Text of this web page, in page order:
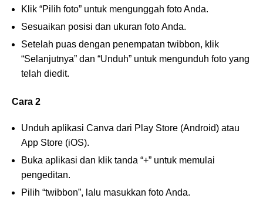
Klik “Pilih foto” untuk mengunggah foto Anda.
Sesuaikan posisi dan ukuran foto Anda.
Setelah puas dengan penempatan twibbon, klik
“Selanjutnya” dan “Unduh” untuk mengunduh foto yang
telah diedit.
Cara 2
Unduh aplikasi Canva dari Play Store (Android) atau
App Store (iOS).
Buka aplikasi dan klik tanda “+” untuk memulai
pengeditan.
Pilih “twibbon”, lalu masukkan foto Anda.